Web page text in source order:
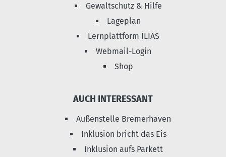
Gewaltschutz & Hilfe
Lageplan
Lernplattform ILIAS
Webmail-Login
Shop
AUCH INTERESSANT
Außenstelle Bremerhaven
Inklusion bricht das Eis
Inklusion aufs Parkett